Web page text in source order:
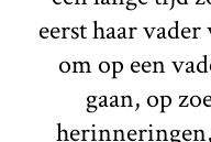
eerst haar
om op een
gaan, op